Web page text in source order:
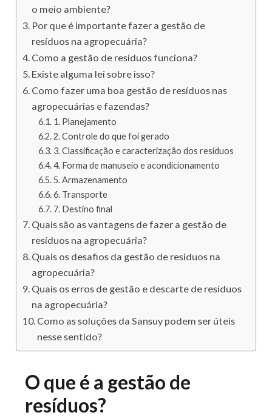
o meio ambiente?
Por que é importante fazer a gestão de
resíduos na agropecuária?
Como a gestão de resíduos funciona?
Existe alguma lei sobre isso?
Como fazer uma boa gestão de resíduos nas
agropecuárias e fazendas?
1. Planejamento
2. Controle do que foi gerado
3. Classificação e caracterização dos resíduos
4. Forma de manuseio e acondicionamento
5. Armazenamento
6. Transporte
7. Destino final
Quais são as vantagens de fazer a gestão de
resíduos na agropecuária?
Quais os desafios da gestão de resíduos na
agropecuária?
Quais os erros de gestão e descarte de resíduos
na agropecuária?
Como as soluções da Sansuy podem ser úteis
nesse sentido?
O que é a gestão de
resíduos?